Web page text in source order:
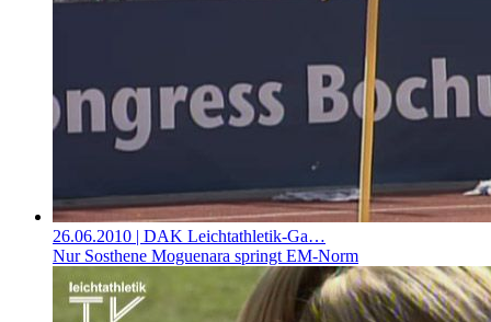
26.06.2010 | DAK Leichtathletik-Ga…
Nur Sosthene Moguenara springt EM-Norm